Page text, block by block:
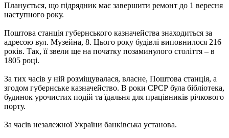
Планується, що підрядник має завершити ремонт до 1 вересня
наступного року.
Поштова станція губернського казначейства знаходиться за
адресою вул. Музейна, 8. Цього року будівлі виповнилося 216
років. Так, її звели ще на початку позаминулого століття – в
1805 році.
За тих часів у ній розміщувалася, власне, Поштова станція, а
згодом губернське казначейство. В роки СРСР була бібліотека,
будинок урочистих подій та їдальня для працівників річкового
порту.
За часів незалежної України банківська установа.